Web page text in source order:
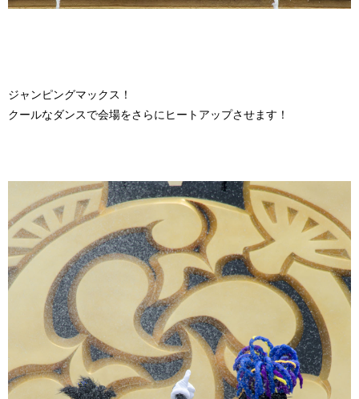
ジャンピングマックス！
クールなダンスで会場をさらにヒートアップさせます！